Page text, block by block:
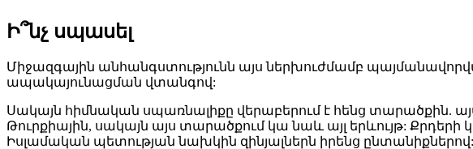
Ի՞նչ սպասել
Միջազգային անհանգստությունն այս ներխուժմամբ
ապակայունացման վտանգով:
Սակայն հիմնական սպառնալիքը վերաբերում է հենց տարածքին.
Թուրքիային, սակայն այս տարածքում կա նաև այլ երևույթ: Քրդերի
Իսլամական պետության նախկին զինյալներն իրենց ընտանիքներով: